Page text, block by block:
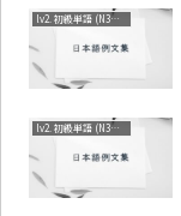
lv2. 初級単語 (N3～N4)
lv2. 初級単語 (N3～N4)